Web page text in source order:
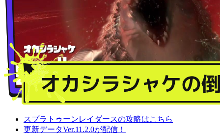
スプラトゥーンレイダースの攻略はこちら
更新データVer.11.2.0が配信！